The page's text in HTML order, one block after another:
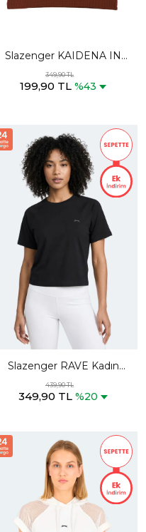
Slazenger KAIDENA IN
Kadın Slim Fıt Kolsuz Kahve
Tişört
349,90 TL
199,90 TL %43
Slazenger RAVE Kadın
Siyah Tişört
439,90 TL
349,90 TL %20